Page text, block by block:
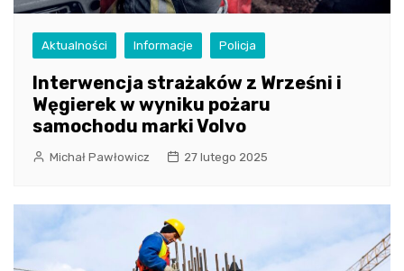
Aktualności Informacje Policja
Interwencja strażaków z Wrześni i
Węgierek w wyniku pożaru
samochodu marki Volvo
Michał Pawłowicz 27 lutego 2025